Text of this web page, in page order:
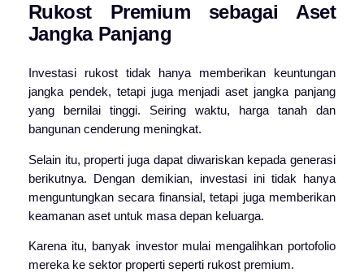
Rukost Premium sebagai Aset
Jangka Panjang
Investasi rukost tidak hanya memberikan keuntungan
jangka pendek, tetapi juga menjadi aset jangka panjang
yang bernilai tinggi. Seiring waktu, harga tanah dan
bangunan cenderung meningkat.
Selain itu, properti juga dapat diwariskan kepada generasi
berikutnya. Dengan demikian, investasi ini tidak hanya
menguntungkan secara finansial, tetapi juga memberikan
keamanan aset untuk masa depan keluarga.
Karena itu, banyak investor mulai mengalihkan portofolio
mereka ke sektor properti seperti rukost premium.